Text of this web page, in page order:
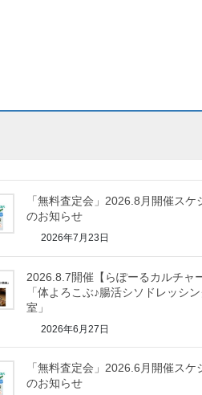
「無料査定会」2026.8月開催スケ
のお知らせ
2026年7月23日
2026.8.7開催【らぽーるカルチャ
「体よろこぶ♪腸活シソドレッシ
室」
2026年6月27日
「無料査定会」2026.6月開催スケ
のお知らせ